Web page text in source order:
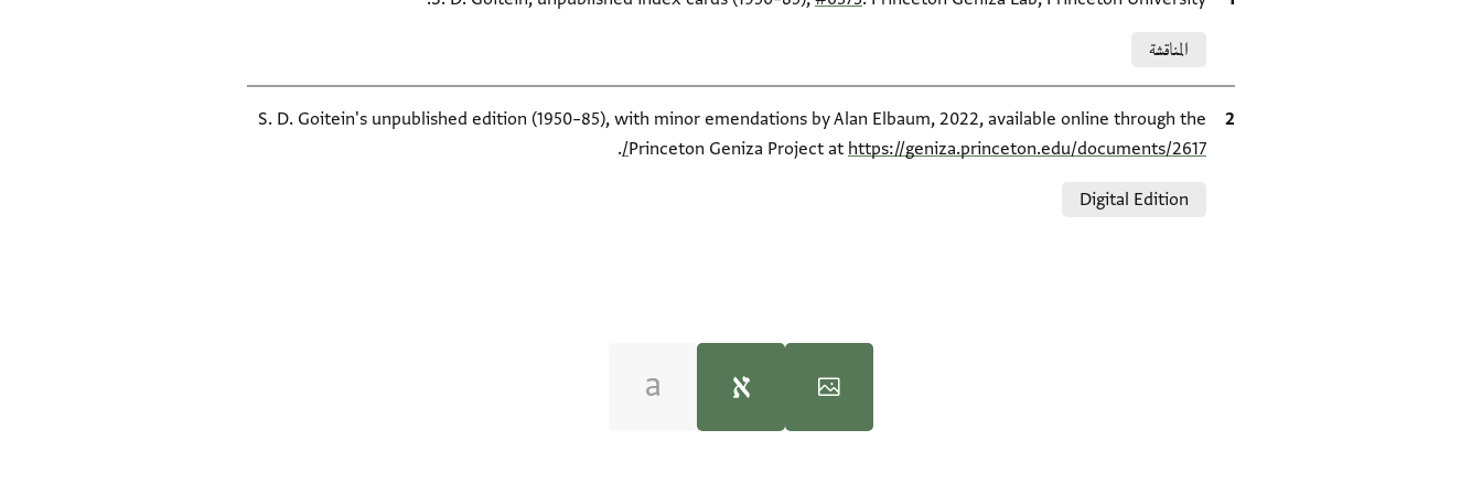
المناقشة
الاقتباس المرجعي
S. D. Goitein's unpublished edition (1950–85), with minor emendations by Alan Elbaum, 2022, available online through the
Princeton Geniza Project at https://geniza.princeton.edu/documents/2617/
.
Digital Edition